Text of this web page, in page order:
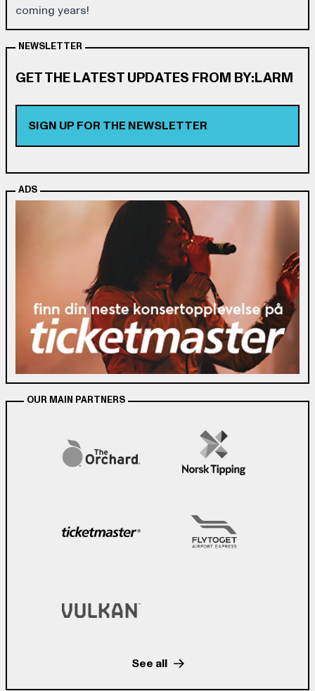
coming years!
NEWSLETTER
GET THE LATEST UPDATES FROM BY:LARM
SIGN UP FOR THE NEWSLETTER
ADS
OUR MAIN PARTNERS
See all